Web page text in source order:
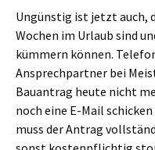
Ungünstig ist jetzt auch,
Wochen im Urlaub sind
kümmern können.
Ansprechpartner bei
Bauantrag heute nicht
noch eine E-Mail
muss der Antrag